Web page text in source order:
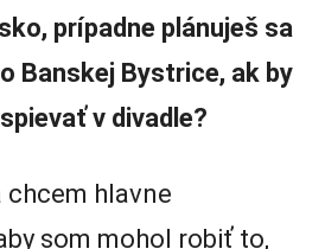
prípadne plánuješ sa
Banskej Bystrice, ak by
v divadle?
chcem hlavne
som mohol robiť to,